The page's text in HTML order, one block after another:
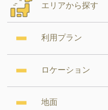
エリアから探す
利用プラン
ロケーション
地面